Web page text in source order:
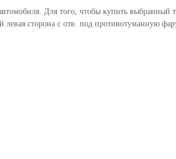
Для того, чтобы купить
сторона с отв. под противотуманную